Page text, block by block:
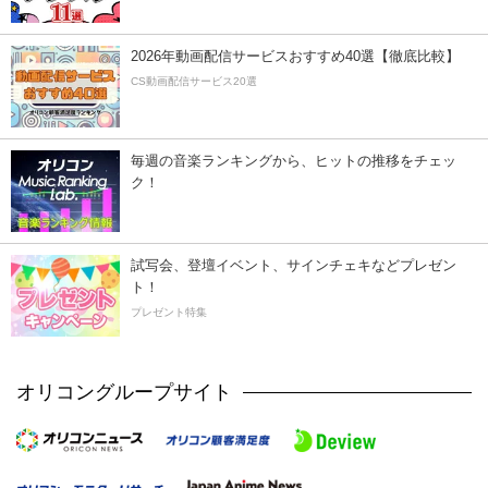
2026年動画配信サービスおすすめ40選【徹底比較】
CS動画配信サービス20選
毎週の音楽ランキングから、ヒットの推移をチェッ
ク！
試写会、登壇イベント、サインチェキなどプレゼン
ト！
プレゼント特集
オリコングループサイト